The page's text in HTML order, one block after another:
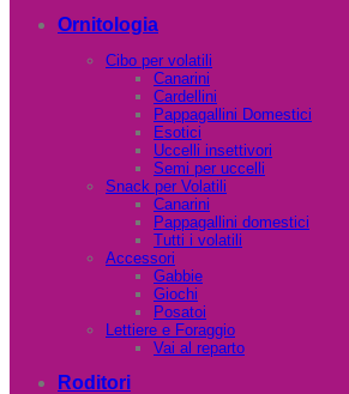
Ornitologia
Cibo per volatili
Canarini
Cardellini
Pappagallini Domestici
Esotici
Uccelli insettivori
Semi per uccelli
Snack per Volatili
Canarini
Pappagallini domestici
Tutti i volatili
Accessori
Gabbie
Giochi
Posatoi
Lettiere e Foraggio
Vai al reparto
Roditori